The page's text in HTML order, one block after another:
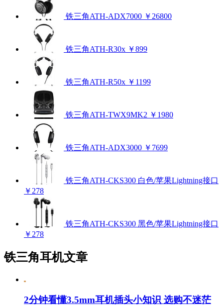
铁三角ATH-ADX7000 ￥26800
铁三角ATH-R30x ￥899
铁三角ATH-R50x ￥1199
铁三角ATH-TWX9MK2 ￥1980
铁三角ATH-ADX3000 ￥7699
铁三角ATH-CKS300 白色/苹果Lightning接口
￥278
铁三角ATH-CKS300 黑色/苹果Lightning接口
￥278
铁三角耳机文章
2分钟看懂3.5mm耳机插头小知识 选购不迷茫